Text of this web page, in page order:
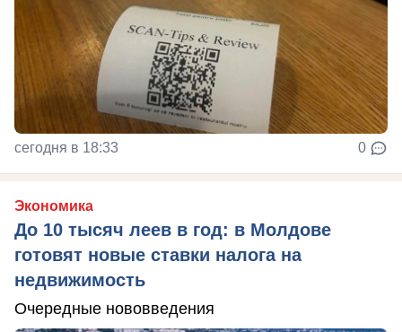
сегодня в 18:33 0
Экономика
До 10 тысяч леев в год: в Молдове
готовят новые ставки налога на
недвижимость
Очередные нововведения